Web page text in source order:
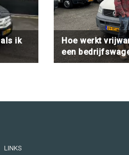
ik
Hoe werkt
een
LINKS